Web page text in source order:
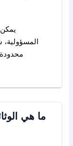
ما هي